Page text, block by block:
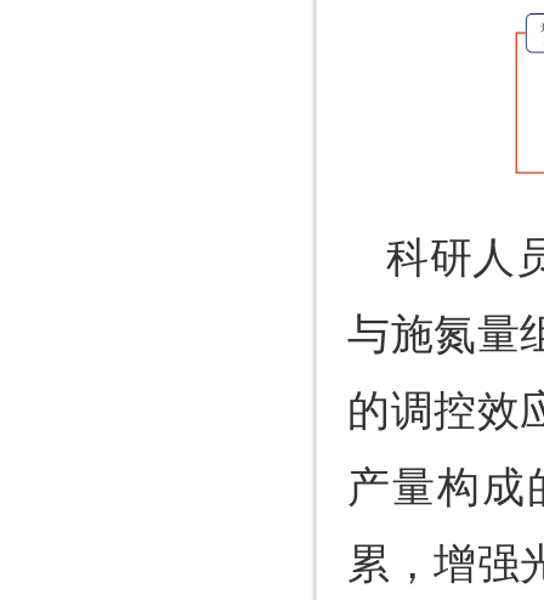
科研人
与施氮量
的调控效
产量构成
累，增强